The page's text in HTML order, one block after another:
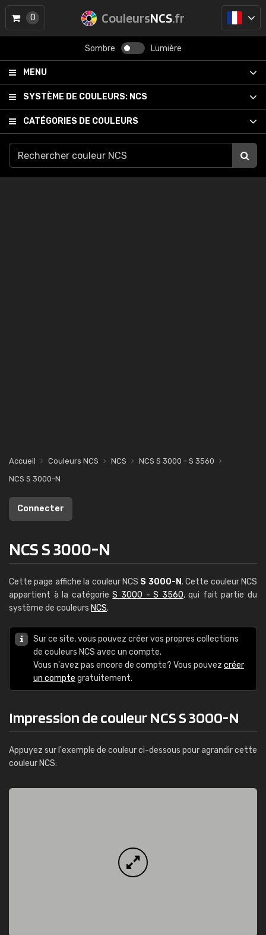
CouleursNCS.fr
Sombre Lumière
MENU
SYSTÈME DE COULEURS: NCS
CATÉGORIES DE COULEURS
0
Accueil Couleurs NCS NCS
NCS S 3000 - S 3560
NCS S 3000-N
Connecter
NCS S 3000-N
Cette page affiche la couleur NCS S 3000-N. Cette couleur NCS
appartient à la catégorieS 3000 - S 3560, qui fait partie du
système de couleurs NCS.
Sur ce site, vous pouvez créer vos propres collections
de couleurs NCS avec un compte.
Vous n'avez pas encore de compte? Vous pouvez créer
un compte gratuitement.
Impression de couleur NCS S 3000-N
Appuyez sur l'exemple de couleur ci-dessous pour agrandir cette
couleur NCS: